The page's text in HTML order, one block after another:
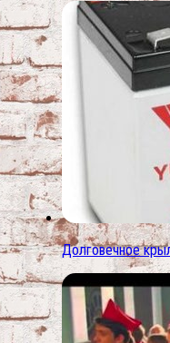
Долговечное